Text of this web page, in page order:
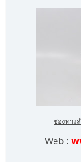
ช่องทาง
Web :